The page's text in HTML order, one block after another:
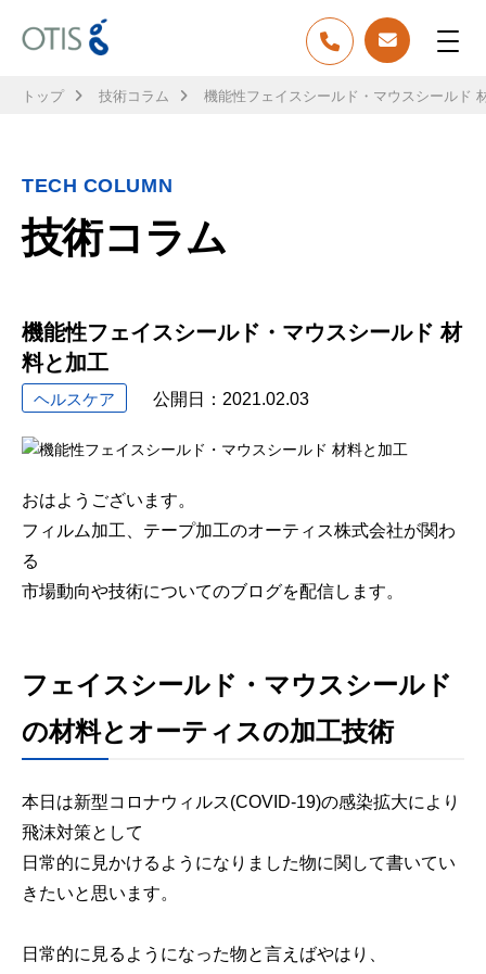
トップ 技術コラム 機能性フェイスシールド・マウスシールド
TECH COLUMN
技術コラム
機能性フェイスシールド・マウスシールド 材
料と加工
ヘルスケア 公開日： 2021.02.03
おはようございます。
フィルム加工、テープ加工のオーティス株式会社が関わ
る
市場動向や技術についてのブログを配信します。
フェイスシールド・マウスシールド
の材料とオーティスの加工技術
本日は新型コロナウィルス(COVID-19)の感染拡大により
飛沫対策として
日常的に見かけるようになりました物に関して書いてい
きたいと思います。
日常的に見るようになった物と言えばやはり、